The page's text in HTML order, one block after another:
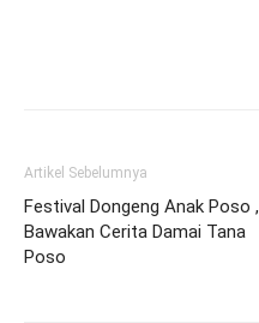
Artikel Sebelumnya
Festival Dongeng Anak Poso ,
Bawakan Cerita Damai Tana
Poso